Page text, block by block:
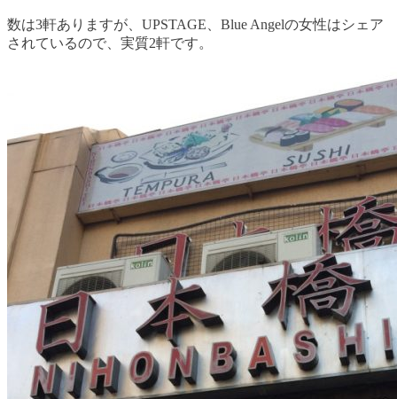
数は3軒ありますが、UPSTAGE、Blue Angelの女性はシェア
されているので、実質2軒です。